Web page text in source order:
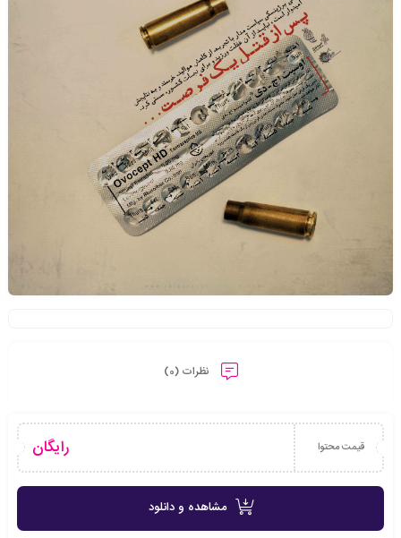
نظرات (0)
قیمت محتوا رایگان
مشاهده و دانلود